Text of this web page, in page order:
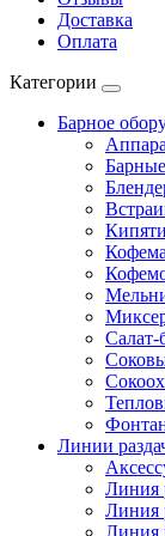
Доставка
Оплата
Категории
Барное
Салат-
Линии
Линия
Линия
Линия